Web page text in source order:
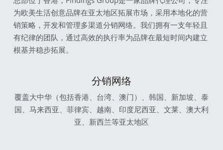
为欧美生活创意品牌在亚太地区拓展市场，采用本地化的营
销策略，开发和管理多渠道分销网络。我们拥有一支年轻且
有纪律的团队，通过高效的执行率为品牌在最短时间内建立
根基并稳步拓展。
分销网络
覆盖大中华（包括香港、台湾、澳门）、韩国、新加坡、泰
国、马来西亚、菲律宾、越南、印度尼西亚、文莱、澳大利
亚、新西兰等亚太地区